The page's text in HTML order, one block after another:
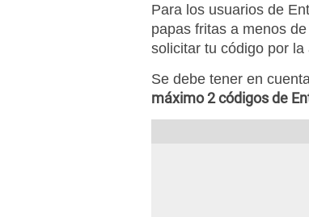
Para los usuarios de
papas fritas a menos
solicitar tu código por
Se debe tener en
máximo 2 códigos de